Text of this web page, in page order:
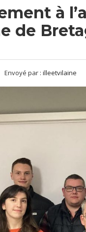
à
de
Envoyé par : illeetvilaine